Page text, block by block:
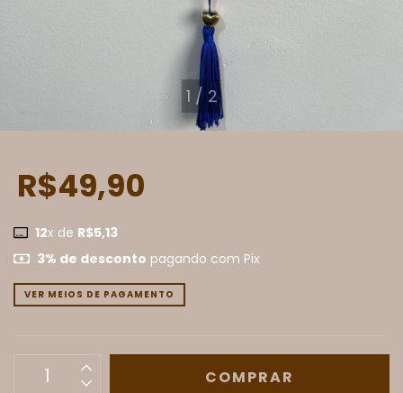
1 / 2
R$49,90
12x de R$5,13
3% de desconto pagando com Pix
VER MEIOS DE PAGAMENTO